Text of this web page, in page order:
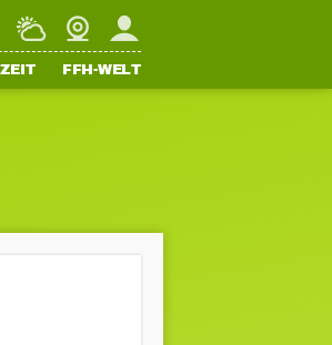
WetterWebcamMein FFH
FFH-WELT